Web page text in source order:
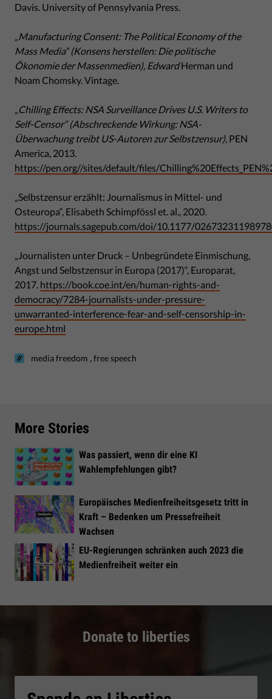
Davis. University of Pennsylvania Press.
„Manufacturing Consent: The Political Economy of the
Mass Media“ (Konsens herstellen: Die politische
Ökonomie der Massenmedien), EdwardHerman und
Noam Chomsky. Vintage.
„Chilling Effects: NSA Surveillance Drives U.S. Writers to
Self-Censor“ (Abschreckende Wirkung: NSA-
Überwachung treibt US-Autoren zur Selbstzensur), PEN
America, 2013.
https://pen.org//sites/default/files/
„Selbstzensur erzählt: Journalismus in Mittel- und
Osteuropa“, Elisabeth Schimpfössl et. al., 2020.
https://journals.sagepub.com/doi/10.1177/
„Journalisten unter Druck – Unbegründete Einmischung,
Angst und Selbstzensur in Europa (2017)“, Europarat,
2017. https://book.coe.int/en/human-rights-and-
democracy/7284-journalists-under-pressure-
unwarranted-interference-fear-and-self-censorship-in-
europe.html
media freedom free speech
More Stories
Was passiert, wenn dir eine KI
Wahlempfehlungen gibt?
Europäisches Medienfreiheitsgesetz tritt in
Kraft – Bedenken um Pressefreiheit
Wachsen
EU-Regierungen schränken auch 2023 die
Medienfreiheit weiter ein
Donate to liberties